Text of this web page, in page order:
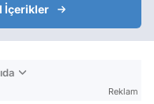
İçerikler
Reklam